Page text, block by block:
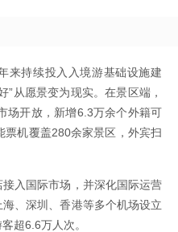
来持续投入入境游基础设施建
”从愿景变为现实。在景区端，
场开放，新增6.3万余个外籍可
机覆盖280余家景区，外宾扫
入国际市场，并深化国际运营
、深圳、香港等多个机场设立
超6.6万人次。